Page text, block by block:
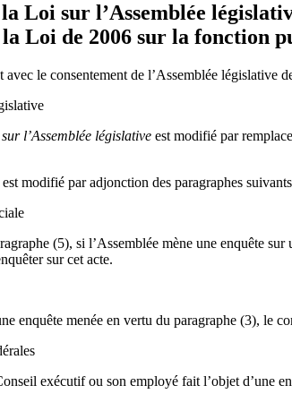
Loi sur l’Assemblée
la Loi de 2006 sur la fonction
avec le consentement de l’Assemblée législative
l’Assemblée législative est modifié par
modifié par adjonction des paragraphes
(5), si l’Assemblée mène une enquête
sur cet acte.
enquête menée en vertu du paragraphe (3), le
exécutif ou son employé fait l’objet d’une